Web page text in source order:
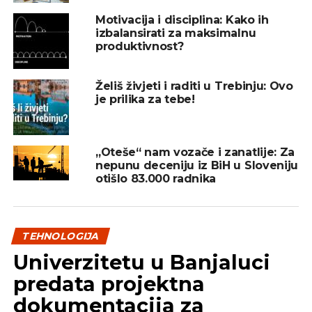
(ili krofne!) na dnevnim bazama kako bi se produbio
timski odnos.
REKLAMA
Rast kao tim
postoji Slackov-a Bold aplikacija. To je interna
publikacijska platforma putem koje timovi mogu
objavljivati svoja mišljenja kao i učiti jedni od drugih
jer, na kraju dana, dobro znanje i velike ideje su tu
da se dijele s drugima.
Motivacija i disciplina: Kako ih
izbalansirati za maksimalnu
produktivnost?
Želiš živjeti i raditi u Trebinju: Ovo
je prilika za tebe!
„Oteše“ nam vozače i zanatlije: Za
nepunu deceniju iz BiH u Sloveniju
otišlo 83.000 radnika
TEHNOLOGIJA
Univerzitetu u Banjaluci
predata projektna
dokumentacija za